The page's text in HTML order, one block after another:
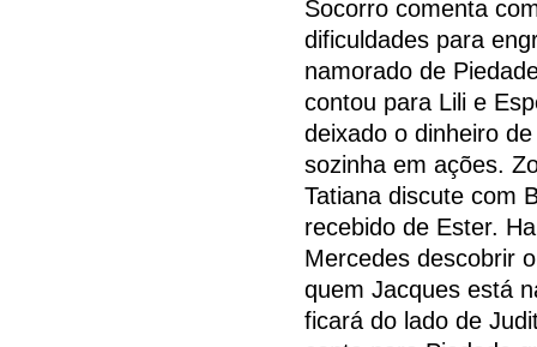
Socorro comenta
dificuldades para
namorado de
contou para Lili e
deixado o dinheiro
sozinha em ações.
Tatiana discute com
recebido de Ester.
Mercedes descobrir
quem Jacques está
ficará do lado de